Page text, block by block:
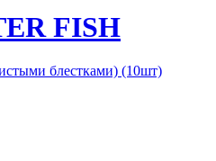
FISH
блестками) (10шт)